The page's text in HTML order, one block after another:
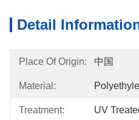
Detail
Place Of Origin: 中国
Material:
Treatment: UV